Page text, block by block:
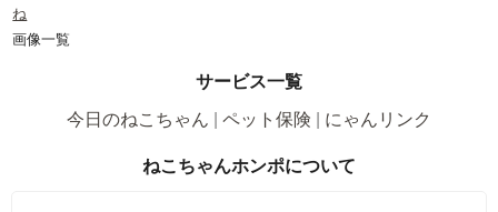
ね
画像一覧
サービス一覧
今日のねこちゃん
ペット保険 にゃんリンク
ねこちゃんホンポについて